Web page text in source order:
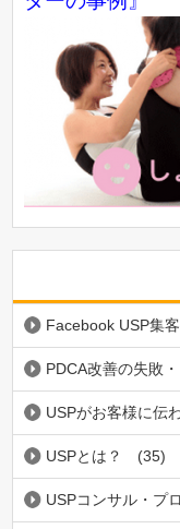
Facebook USP集
PDCA改善の失敗
USPがお客様に伝
USPとは？ (35)
USPコンサル・プ